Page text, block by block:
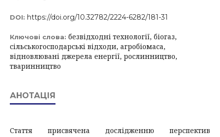
DOI: https://doi.org/10.32782/2224-6282/181-31
Ключові слова: безвідходні технології, біогаз,
сільськогосподарські відходи, агробіомаса,
відновлювані джерела енергії, рослинництво,
тваринництво
АНОТАЦІЯ
Стаття присвячена дослідженню перспектив